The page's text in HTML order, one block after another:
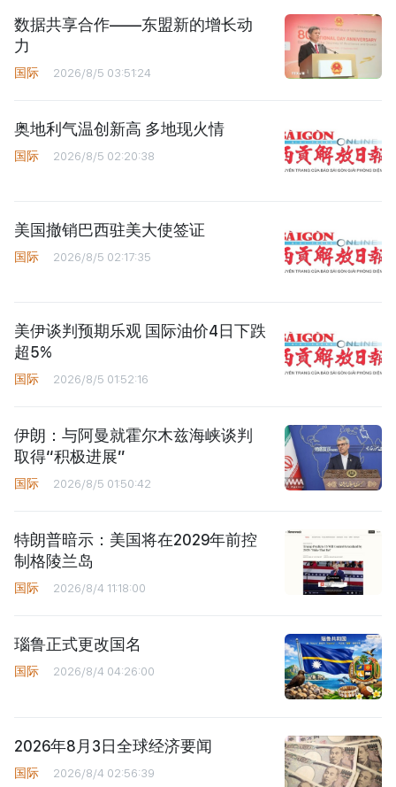
数据共享合作——东盟新的增长动
力
国际 2026/8/5 03:51:24
奥地利气温创新高 多地现火情
国际 2026/8/5 02:20:38
美国撤销巴西驻美大使签证
国际 2026/8/5 02:17:35
美伊谈判预期乐观 国际油价4日下跌
超5%
国际 2026/8/5 01:52:16
伊朗：与阿曼就霍尔木兹海峡谈判
取得“积极进展”
国际 2026/8/5 01:50:42
特朗普暗示：美国将在2029年前控
制格陵兰岛
国际 2026/8/4 11:18:00
瑙鲁正式更改国名
国际 2026/8/4 04:26:00
2026年8月3日全球经济要闻
国际 2026/8/4 02:56:39